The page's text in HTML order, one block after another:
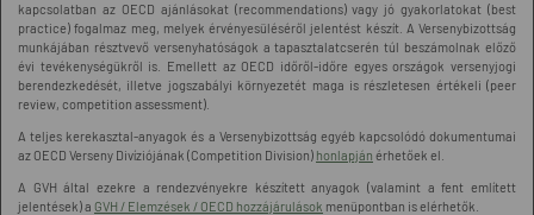
kapcsolatban az OECD ajánlásokat (recommendations) vagy jó gyakorlatokat (best
practice) fogalmaz meg, melyek érvényesüléséről jelentést készít. A Versenybizottság
munkájában résztvevő versenyhatóságok a tapasztalatcserén túl beszámolnak előző
évi tevékenységükről is. Emellett az OECD időről-időre egyes országok versenyjogi
berendezkedését, illetve jogszabályi környezetét maga is részletesen értékeli (peer
review, competition assessment).
A teljes kerekasztal-anyagok és a Versenybizottság egyéb kapcsolódó dokumentumai
az OECD Verseny Divíziójának (Competition Division) honlapján érhetőek el.
A GVH által ezekre a rendezvényekre készített anyagok (valamint a fent említett
jelentések) a GVH / Elemzések / OECD hozzájárulások menüpontban is elérhetők.